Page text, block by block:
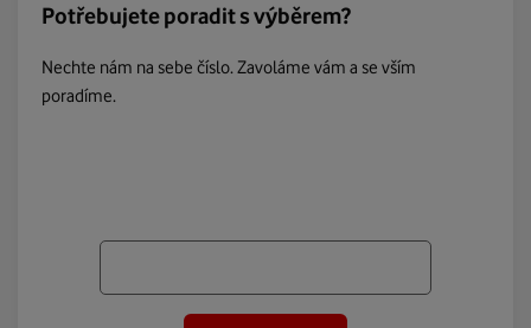
Potřebujete poradit s výběrem?
Nechte nám na sebe číslo. Zavoláme vám a se vším
poradíme.